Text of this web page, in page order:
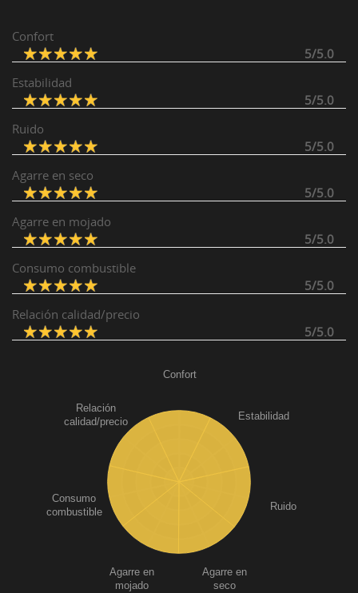
Confort
5/5.0
Estabilidad
5/5.0
Ruido
5/5.0
Agarre en seco
5/5.0
Agarre en mojado
5/5.0
Consumo combustible
5/5.0
Relación calidad/precio
5/5.0
Confort
Estabilidad
Ruido
Agarre en
seco
Agarre en
mojado
Consumo
combustible
Relación
calidad/precio